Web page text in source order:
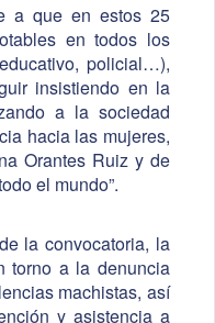
a que en estos 25
en todos los
policial…),
insistiendo en la
a la sociedad
hacia las mujeres,
Orantes Ruiz y de
el mundo”.
la convocatoria, la
torno a la denuncia
machistas, así
y asistencia a